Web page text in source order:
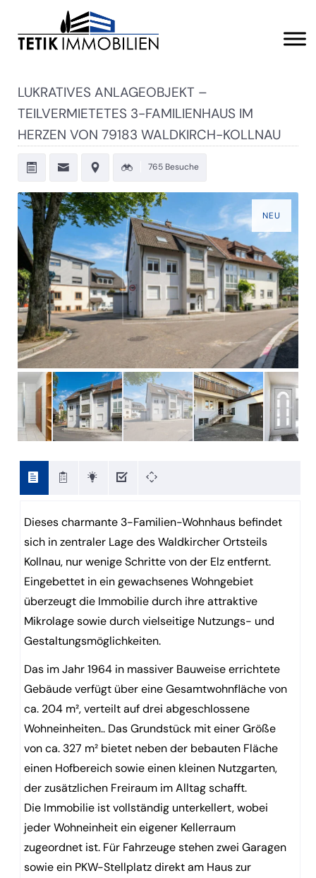
LUKRATIVES ANLAGEOBJEKT –
TEILVERMIETETES 3-FAMILIENHAUS IM
HERZEN VON 79183 WALDKIRCH-KOLLNAU
765 Besuche
NEU
Dieses charmante 3-Familien-Wohnhaus befindet
sich in zentraler Lage des Waldkircher Ortsteils
Kollnau, nur wenige Schritte von der Elz entfernt.
Eingebettet in ein gewachsenes Wohngebiet
überzeugt die Immobilie durch ihre attraktive
Mikrolage sowie durch vielseitige Nutzungs- und
Gestaltungsmöglichkeiten.
Das im Jahr 1964 in massiver Bauweise errichtete
Gebäude verfügt über eine Gesamtwohnfläche von
ca. 204 m², verteilt auf drei abgeschlossene
Wohneinheiten.. Das Grundstück mit einer Größe
von ca. 327 m² bietet neben der bebauten Fläche
einen Hofbereich sowie einen kleinen Nutzgarten,
der zusätzlichen Freiraum im Alltag schafft.
Die Immobilie ist vollständig unterkellert, wobei
jeder Wohneinheit ein eigener Kellerraum
zugeordnet ist. Für Fahrzeuge stehen zwei Garagen
sowie ein PKW-Stellplatz direkt am Haus zur